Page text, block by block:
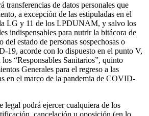
de datos personales que
a excepción de las estipuladas en el
LG y 11 de los LPDUNAM, y salvo los
indispensables para nutrir la bitácora de
estado de personas sospechosas o
19, acorde con lo dispuesto en el punto V,
“Responsables Sanitarios”, quinto
Generales para el regreso a las
en el marco de la pandemia de COVID-
legal podrá ejercer cualquiera de los